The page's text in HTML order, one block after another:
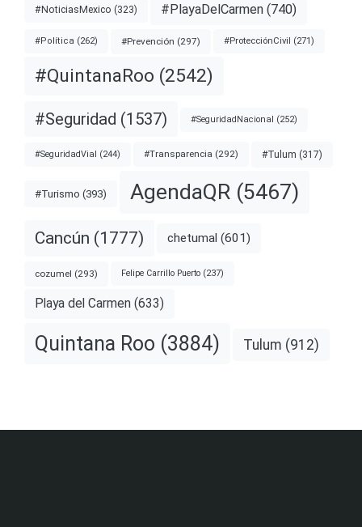
#NoticiasMexico (323) #PlayaDelCarmen (740)
#Política (262) #Prevención (297) #ProtecciónCivil (271)
#QuintanaRoo (2542)
#Seguridad (1537) #SeguridadNacional (252)
#SeguridadVial (244) #Transparencia (292) #Tulum (317)
#Turismo (393) AgendaQR (5467)
Cancún (1777) chetumal (601)
cozumel (293) Felipe Carrillo Puerto (237)
Playa del Carmen (633)
Quintana Roo (3884) Tulum (912)